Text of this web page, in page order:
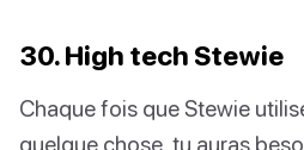
30. High tech Stewie
Chaque fois que Stewie
quelque chose, tu auras